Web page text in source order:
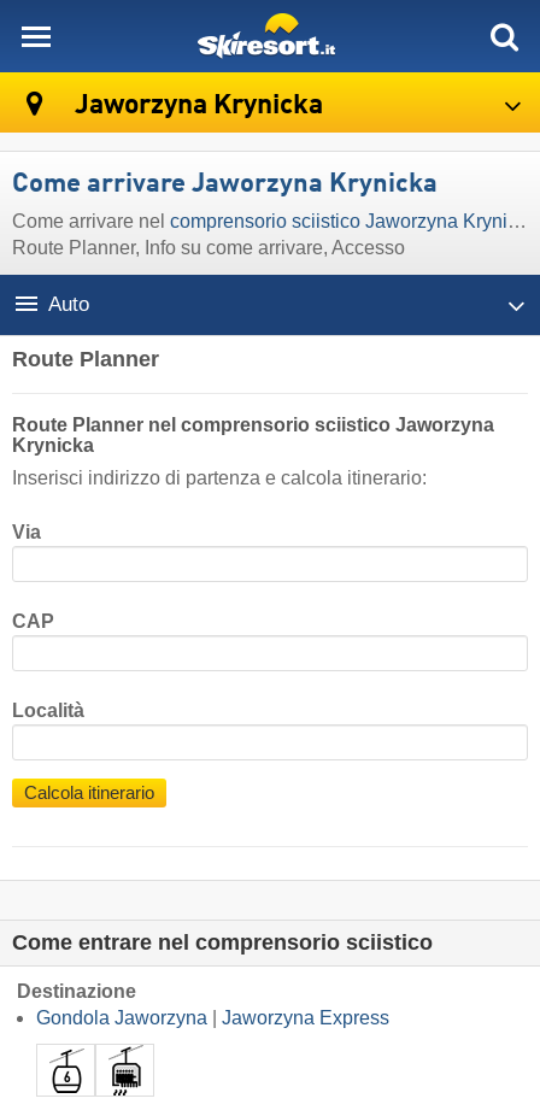
Jaworzyna Krynicka
Come arrivare Jaworzyna Krynicka
Come arrivare nel comprensorio sciistico Jaworzyna Krynicka
Route Planner, Info su come arrivare, Accesso
Auto
Route Planner
Route Planner nel comprensorio sciistico Jaworzyna
Krynicka
Inserisci indirizzo di partenza e calcola itinerario:
Via
CAP
Località
Calcola itinerario
Come entrare nel comprensorio sciistico
Destinazione
Gondola Jaworzyna
Jaworzyna Express